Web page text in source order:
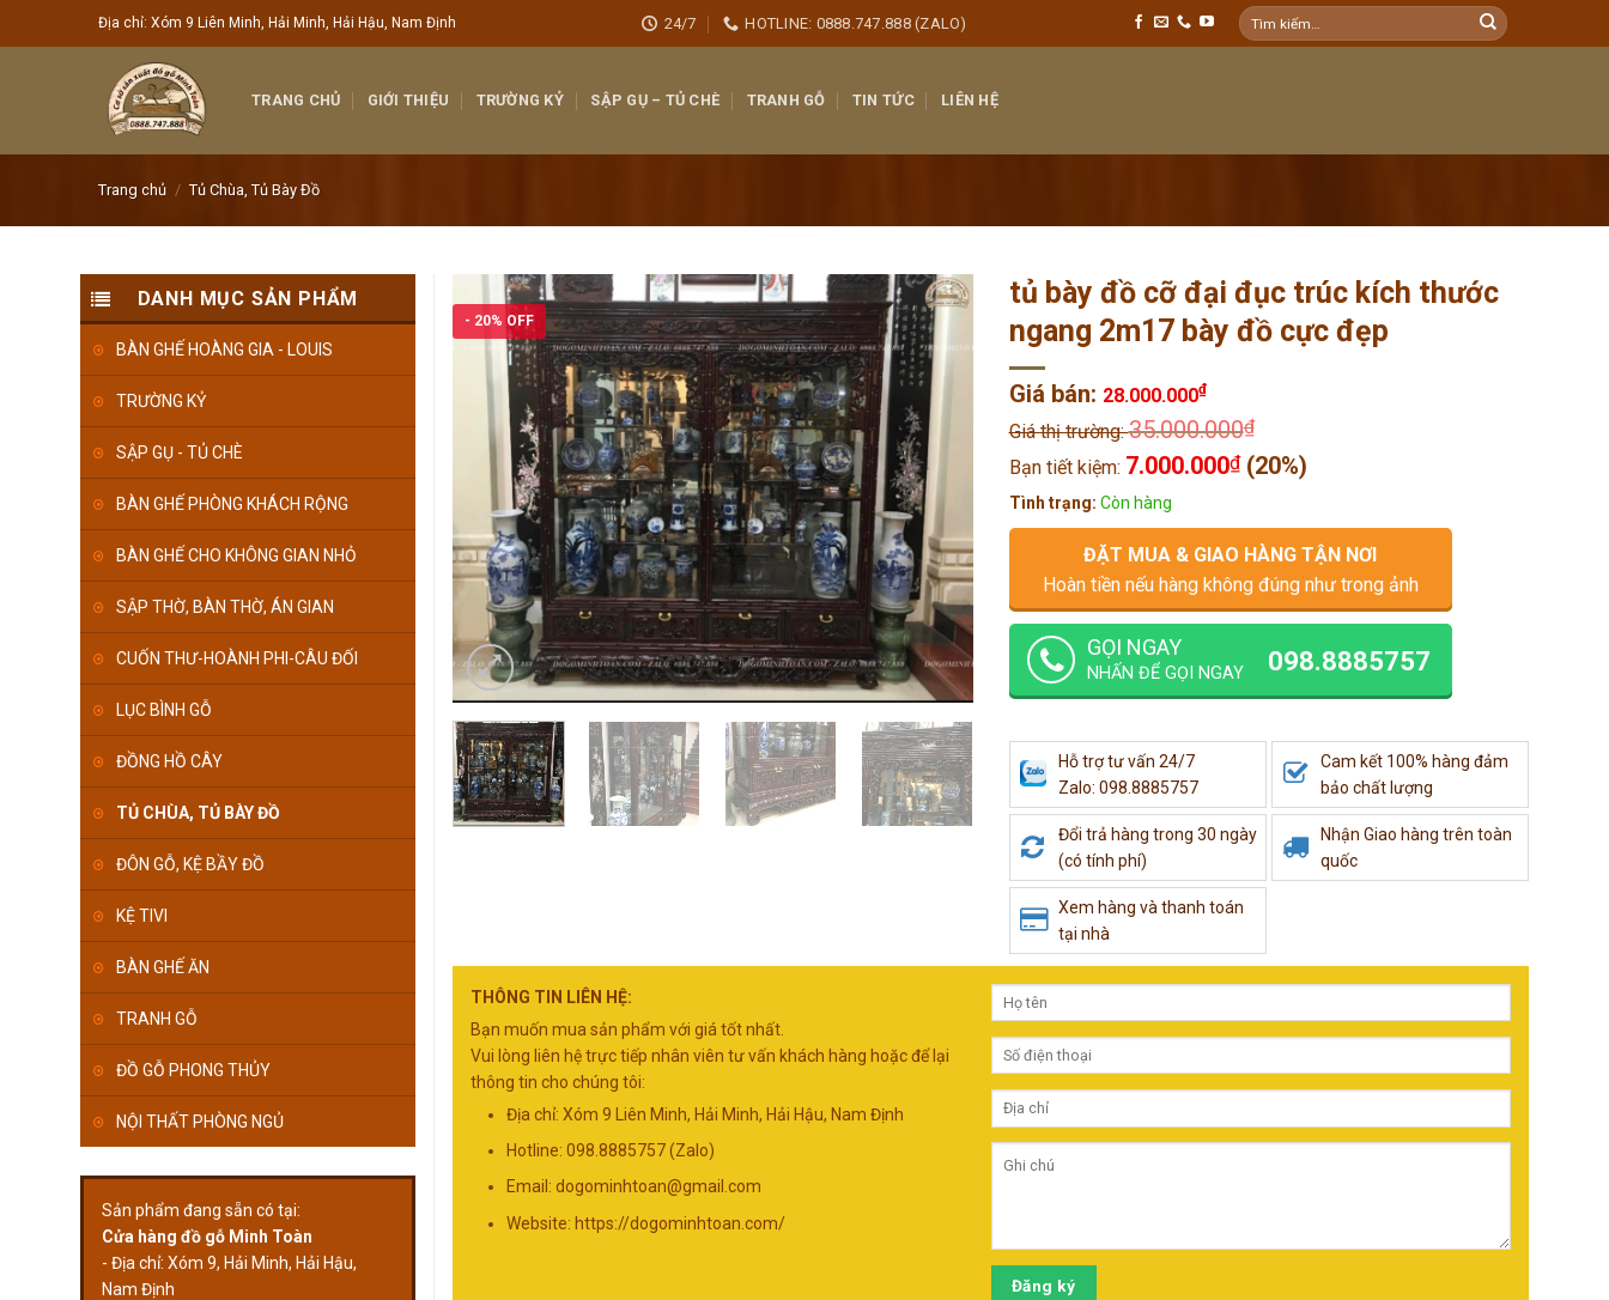
to
Địa chỉ: Xóm 9 Liên Minh, Hải Minh, Hải Hậu, Nam Định 24/7 HOTLINE: 0888.747.888 (ZALO)
Tìm
kiếm:
TRANG CHỦ GIỚI THIỆU TRƯỜNG KỶ SẬP GỤ – TỦ CHÈ TRANH GỖ TIN TỨC LIÊN HỆ
Trang chủ / Tủ Chùa, Tủ Bày Đồ
DANH MỤC SẢN PHẨM
BÀN GHẾ HOÀNG GIA - LOUIS
TRƯỜNG KỶ
SẬP GỤ - TỦ CHÈ
BÀN GHẾ PHÒNG KHÁCH RỘNG
BÀN GHẾ CHO KHÔNG GIAN NHỎ
SẬP THỜ, BÀN THỜ, ÁN GIAN
CUỐN THƯ-HOÀNH PHI-CÂU ĐỐI
LỤC BÌNH GỖ
ĐỒNG HỒ CÂY
TỦ CHÙA, TỦ BÀY ĐỒ
ĐÔN GỖ, KỆ BẦY ĐỒ
KỆ TIVI
BÀN GHẾ ĂN
TRANH GỖ
ĐỒ GỖ PHONG THỦY
NỘI THẤT PHÒNG NGỦ
Sản phẩm đang sẵn có tại:
Cửa hàng đồ gỗ Minh Toàn
- Địa chỉ: Xóm 9, Hải Minh, Hải Hậu,
Nam Định
- 20% OFF
tủ bày đồ cỡ đại đục trúc kích thước
ngang 2m17 bày đồ cực đẹp
Giá bán: 28.000.000₫
Giá thị trường:35.000.000₫
Bạn tiết kiệm: 7.000.000₫ (20%)
Tình trạng: Còn hàng
ĐẶT MUA & GIAO HÀNG TẬN NƠI
Hoàn tiền nếu hàng không đúng như trong ảnh
GỌI NGAY
NHẤN ĐỂ GỌI NGAY 098.8885757
Hỗ trợ tư vấn 24/7
Zalo: 098.8885757
Cam kết 100% hàng đảm
bảo chất lượng
Đổi trả hàng trong 30 ngày
(có tính phí)
Nhận Giao hàng trên toàn
quốc
Xem hàng và thanh toán
tại nhà
THÔNG TIN LIÊN HỆ:
Bạn muốn mua sản phẩm với giá tốt nhất.
Vui lòng liên hệ trực tiếp nhân viên tư vấn khách hàng hoặc để lại
thông tin cho chúng tôi:
Địa chỉ: Xóm 9 Liên Minh, Hải Minh, Hải Hậu, Nam Định
Hotline: 098.8885757 (Zalo)
Email: dogominhtoan@gmail.com
Website: https://dogominhtoan.com/
Đăng ký